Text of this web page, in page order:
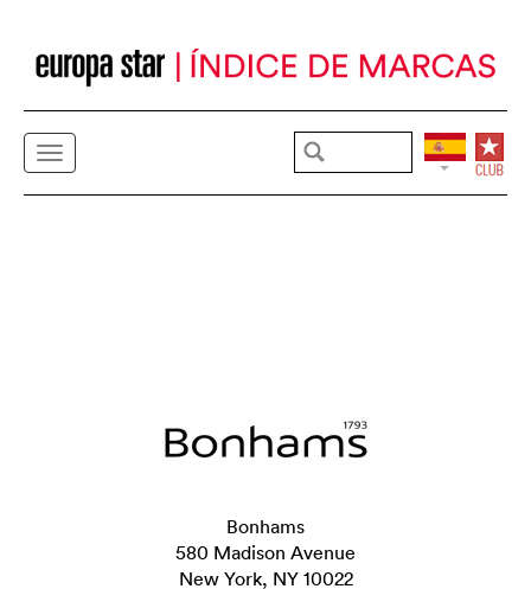
Bonhams
580 Madison Avenue
New York, NY 10022